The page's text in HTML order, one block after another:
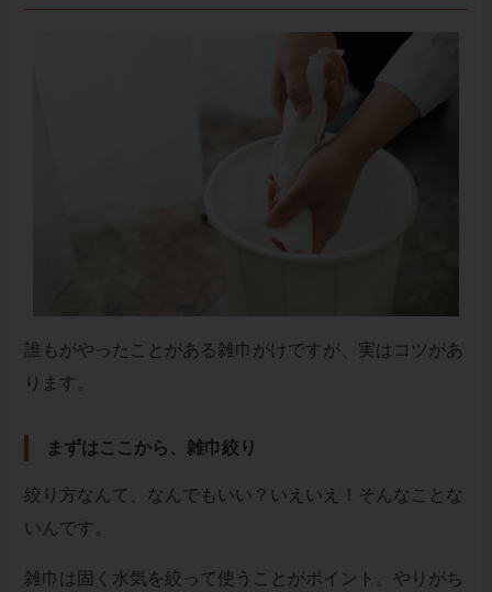
誰もがやったことがある雑巾がけですが、実はコツがあ
ります。
まずはここから、雑巾絞り
絞り方なんて、なんでもいい？いえいえ！そんなことな
いんです。
雑巾は固く水気を絞って使うことがポイント。やりがち